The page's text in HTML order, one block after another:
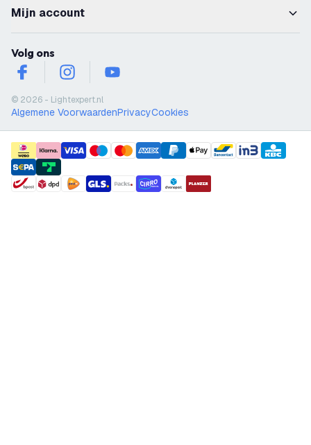
Mijn account
Volg ons
facebookinstagramyoutube
© 2026 - Lightexpert.nl
Algemene VoorwaardenPrivacyCookies
payment methods
shipment methods